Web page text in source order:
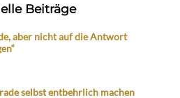
Beiträge
aber nicht auf die Antwort
selbst entbehrlich machen